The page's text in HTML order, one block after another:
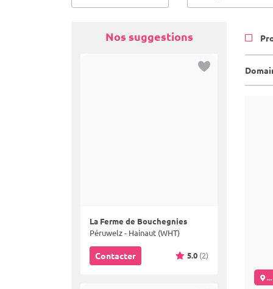
Nos suggestions
La Ferme de Bouchegnies
Péruwelz - Hainaut (WHT)
Contacter 5.0 (2)
...